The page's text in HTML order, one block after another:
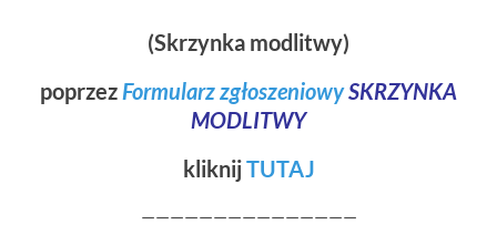
(Skrzynka modlitwy)
poprzezFormularz zgłoszeniowySKRZYNKA
MODLITWY
kliknijTUTAJ
———————————————